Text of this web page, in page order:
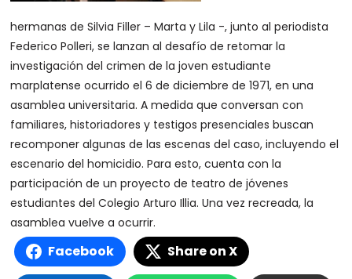
hermanas de Silvia Filler – Marta y Lila -, junto al periodista
Federico Polleri, se lanzan al desafío de retomar la
investigación del crimen de la joven estudiante
marplatense ocurrido el 6 de diciembre de 1971, en una
asamblea universitaria. A medida que conversan con
familiares, historiadores y testigos presenciales buscan
recomponer algunas de las escenas del caso, incluyendo el
escenario del homicidio. Para esto, cuenta con la
participación de un proyecto de teatro de jóvenes
estudiantes del Colegio Arturo Illia. Una vez recreada, la
asamblea vuelve a ocurrir.
Facebook Share on X